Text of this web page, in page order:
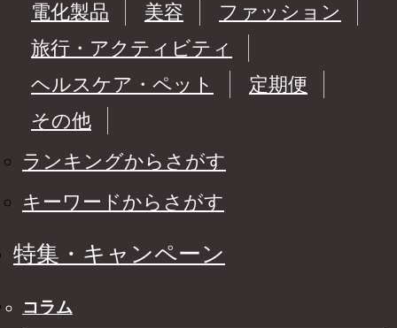
電化製品
美容
ファッション
旅行・アクティビティ
ヘルスケア・ペット
定期便
その他
ランキングからさがす
キーワードからさがす
特集・キャンペーン
コラム